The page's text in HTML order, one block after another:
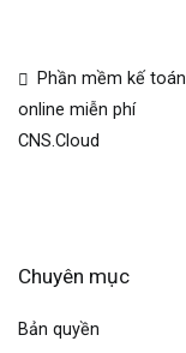
Phần mềm kế toán
online miễn phí
CNS.Cloud
Chuyên mục
Bản quyền